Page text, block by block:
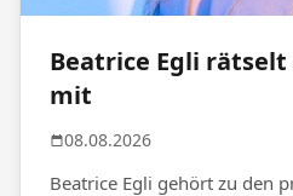
Beatrice Egli
mit
08.08.2026
Beatrice Egli gehört zu den